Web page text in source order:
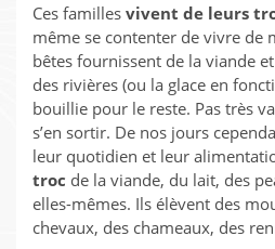
Ces familles vivent de leurs
même se contenter de vivre de
bêtes fournissent de la viande
des rivières (ou la glace en
bouillie pour le reste. Pas très
s’en sortir. De nos jours
leur quotidien et leur
troc de la viande, du lait, des
elles-mêmes. Ils élèvent des
chevaux, des chameaux, des